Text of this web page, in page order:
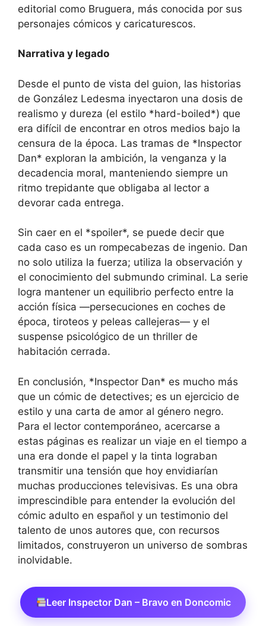
editorial como Bruguera, más conocida por sus
personajes cómicos y caricaturescos.
Narrativa y legado
Desde el punto de vista del guion, las historias
de González Ledesma inyectaron una dosis de
realismo y dureza (el estilo *hard-boiled*) que
era difícil de encontrar en otros medios bajo la
censura de la época. Las tramas de *Inspector
Dan* exploran la ambición, la venganza y la
decadencia moral, manteniendo siempre un
ritmo trepidante que obligaba al lector a
devorar cada entrega.
Sin caer en el *spoiler*, se puede decir que
cada caso es un rompecabezas de ingenio. Dan
no solo utiliza la fuerza; utiliza la observación y
el conocimiento del submundo criminal. La serie
logra mantener un equilibrio perfecto entre la
acción física —persecuciones en coches de
época, tiroteos y peleas callejeras— y el
suspense psicológico de un thriller de
habitación cerrada.
En conclusión, *Inspector Dan* es mucho más
que un cómic de detectives; es un ejercicio de
estilo y una carta de amor al género negro.
Para el lector contemporáneo, acercarse a
estas páginas es realizar un viaje en el tiempo a
una era donde el papel y la tinta lograban
transmitir una tensión que hoy envidiarían
muchas producciones televisivas. Es una obra
imprescindible para entender la evolución del
cómic adulto en español y un testimonio del
talento de unos autores que, con recursos
limitados, construyeron un universo de sombras
inolvidable.
Leer Inspector Dan – Bravo en Doncomic